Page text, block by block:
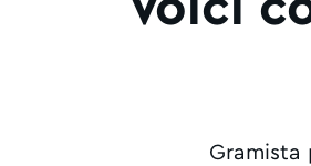
Gramista